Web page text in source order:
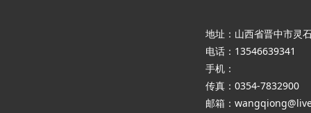
地址：山西省晋中市灵
电话：13546639341
手机：
传真：0354-7832900
邮箱：